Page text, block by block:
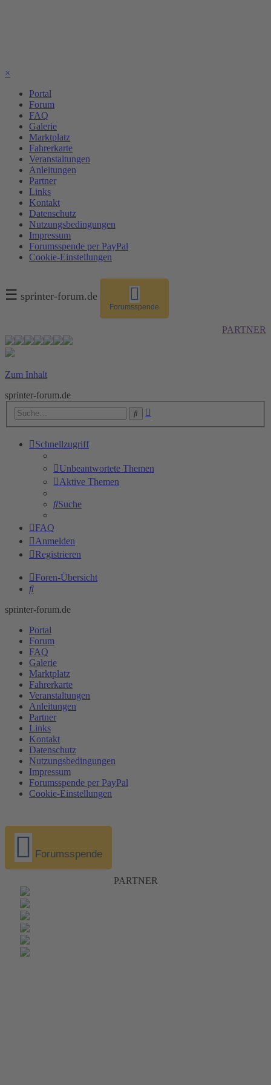
×
Portal
Forum
FAQ
Galerie
Marktplatz
Fahrerkarte
Veranstaltungen
Anleitungen
Partner
Links
Kontakt
Datenschutz
Nutzungsbedingungen
Impressum
Forumsspende per PayPal
Cookie-Einstellungen
☰ sprinter-forum.de
Forumsspende
PARTNER
Zum Inhalt
sprinter-forum.de
Suche
Schnellzugriff
Unbeantwortete Themen
Aktive Themen
Suche
FAQ
Anmelden
Registrieren
Foren-Übersicht
Suche
sprinter-forum.de
Portal
Forum
FAQ
Galerie
Marktplatz
Fahrerkarte
Veranstaltungen
Anleitungen
Partner
Links
Kontakt
Datenschutz
Nutzungsbedingungen
Impressum
Forumsspende per PayPal
Cookie-Einstellungen
Forumsspende
PARTNER